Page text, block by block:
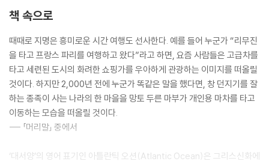
‘좋은 바람’이라는 도시 이름은?
원래는 뉴네덜란드였던 오스트레일리아
6장. 몽골이 달려온 유라시아 대지
일본에 남아 있는 아이누의 지명
서울은 도시를 가리킨다
평양은 넓은 평야
고구려란 ‘신도’
부산, 철가마의 산
책 속으로
때때로 지명은 흥미로운 시간 여행도 선사한다. 예를 들어 누군가 “리무진
을 타고 프랑스 파리를 여행하고 왔다”라고 하면, 요즘 사람들은 고급차를
타고 세련된 도시의 화려한 쇼핑가를 우아하게 관광하는 이미지를 떠올릴
것이다. 하지만 2,000년 전에 누군가 똑같은 말을 했다면, 창 던지기를 잘
하는 종족이 사는 나라의 한 마을을 망토 두른 마부가 개인용 마차를 타고
이동하는 모습을 떠올릴 것이다.
--- 「머리말」 중에서
‘대서양’의 영어 표기인 아틀란틱 오션(Atlantic Ocean)은 그리스신화에